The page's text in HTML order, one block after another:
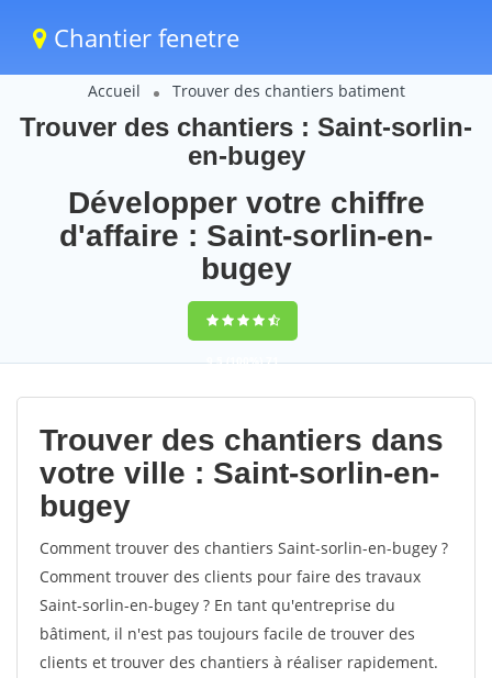
Chantier fenetre
Accueil Trouver des chantiers batiment
Trouver des chantiers : Saint-sorlin-
en-bugey
Développer votre chiffre
d'affaire : Saint-sorlin-en-
bugey
9,5(100%)71
votes
Trouver des chantiers dans
votre ville : Saint-sorlin-en-
bugey
Comment trouver des chantiers Saint-sorlin-en-bugey ?
Comment trouver des clients pour faire des travaux
Saint-sorlin-en-bugey ? En tant qu'entreprise du
bâtiment, il n'est pas toujours facile de trouver des
clients et trouver des chantiers à réaliser rapidement.